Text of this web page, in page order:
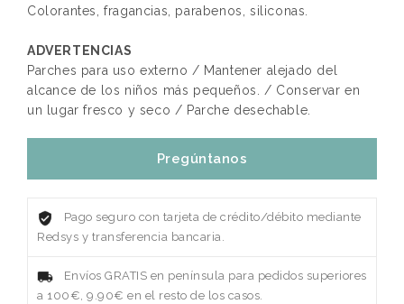
Colorantes, fragancias, parabenos, siliconas.
ADVERTENCIAS
Parches para uso externo / Mantener alejado del
alcance de los niños más pequeños. / Conservar en
un lugar fresco y seco / Parche desechable.
Pregúntanos
Pago seguro con tarjeta de crédito/débito mediante
Redsys y transferencia bancaria.
Envíos GRATIS en península para pedidos superiores
a 100€, 9.90€ en el resto de los casos.